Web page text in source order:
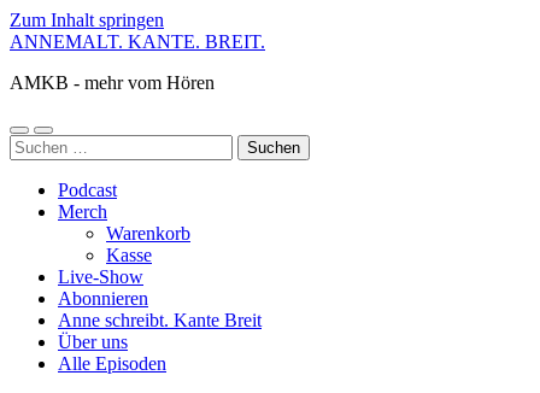
Zum Inhalt springen
ANNEMALT. KANTE. BREIT.
AMKB - mehr vom Hören
Mobile-
Menü
Suchfeld
ein-/ausblenden
Suchen
nach:
Podcast
Merch
Warenkorb
Kasse
Live-Show
Abonnieren
Anne schreibt. Kante Breit
Über uns
Alle Episoden